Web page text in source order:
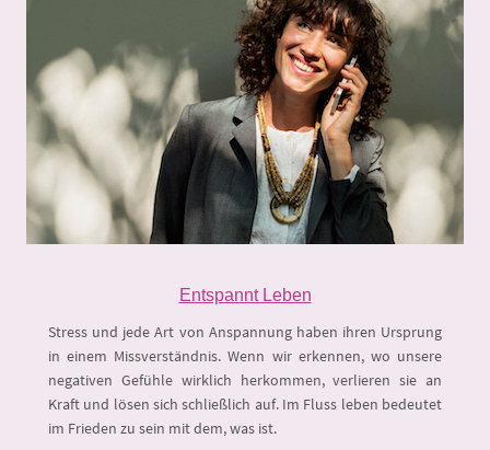
Entspannt Leben
Stress und jede Art von Anspannung haben ihren Ursprung
in einem Missverständnis. Wenn wir erkennen, wo unsere
negativen Gefühle wirklich herkommen, verlieren sie an
Kraft und lösen sich schließlich auf. Im Fluss leben bedeutet
im Frieden zu sein mit dem, was ist.